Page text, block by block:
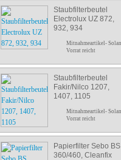
Staubfilterbeutel
Electrolux UZ 872,
932, 934
Mitnahmeartikel-
Vorrat reicht
Staubfilterbeutel
Fakir/Nilco 1207,
1407, 1105
Mitnahmeartikel-
Vorrat reicht
Papierfilter Sebo BS
360/460, Cleanfix